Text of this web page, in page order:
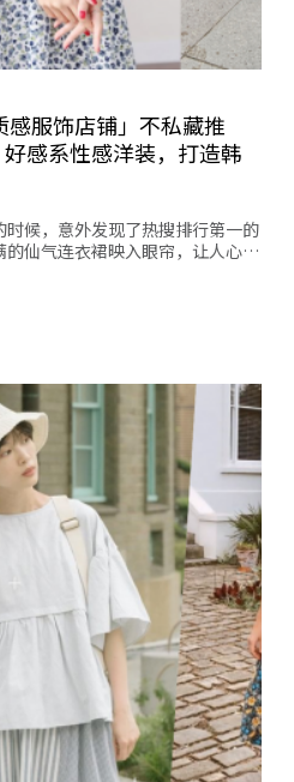
服饰店铺」不私藏推
感系性感洋装，打造韩
候，意外发现了热搜排行第一的
的仙气连衣裙映入眼帘，让人心…